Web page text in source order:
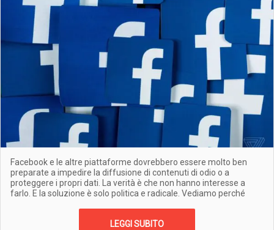
Facebook e le altre piattaforme dovrebbero essere molto ben
preparate a impedire la diffusione di contenuti di odio o a
proteggere i propri dati. La verità è che non hanno interesse a
farlo. E la soluzione è solo politica e radicale. Vediamo perché
LEGGI SUBITO